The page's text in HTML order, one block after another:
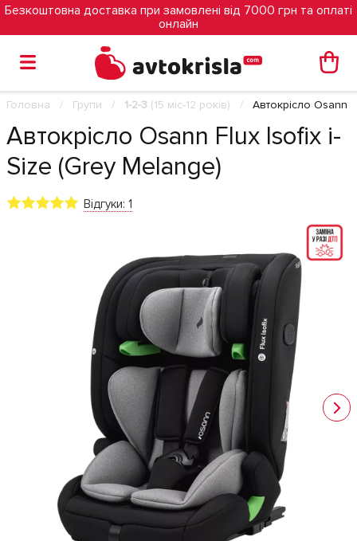
Безкоштовна доставка при замовлені від 7000 грн та оплаті
онлайн
Головна Групи 1-2-3 (15 міс-12 років) Автокрісло Osann
Автокрісло Osann Flux Isofix i-
Size (Grey Melange)
Відгуки: 1